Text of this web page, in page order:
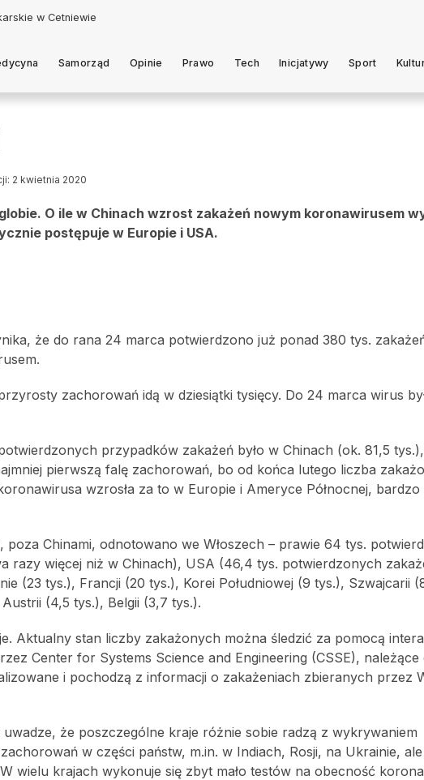
króliczkiem
Samorząd Opinie Prawo Tech Inicjatywy Sport
2 kwietnia 2020
O ile w Chinach wzrost zakażeń nowym koronawirusem
postępuje w Europie i USA.
że do rana 24 marca potwierdzono już ponad 380 tys.
zachorowań idą w dziesiątki tysięcy. Do 24 marca wirus
przypadków zakażeń było w Chinach (ok. 81,5
pierwszą falę zachorowań, bo od końca lutego liczba
wzrosła za to w Europie i Ameryce Północnej, bardzo
Chinami, odnotowano we Włoszech – prawie 64 tys.
razy więcej niż w Chinach), USA (46,4 tys. potwierdzonych
(23 tys.), Francji (20 tys.), Korei Południowej (9 tys.), Szwajcarii
(4,5 tys.), Belgii (3,7 tys.).
Aktualny stan liczby zakażonych można śledzić za pomocą
Center for Systems Science and Engineering (CSSE),
i pochodzą z informacji o zakażeniach zbieranych przez
że poszczególne kraje różnie sobie radzą z wykrywaniem
w części państw, m.in. w Indiach, Rosji, na Ukrainie,
wielu krajach wykonuje się zbyt mało testów na obecność